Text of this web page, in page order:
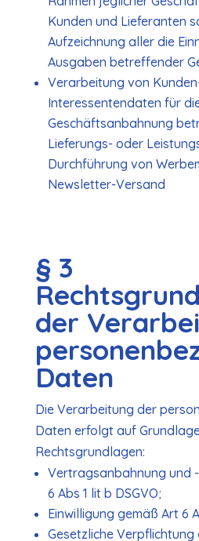
Kunden und Lieferanten
Aufzeichnung aller die
Ausgaben betreffender
Verarbeitung von
Interessentendaten für
Geschäftsanbahnung
Lieferungs- oder
Durchführung von
Newsletter-Versand
§ 3
der
Daten
Die Verarbeitung der
Daten erfolgt auf
Rechtsgrundlagen:
Vertragsanbahnung und
6 Abs 1 lit b DSGVO;
Einwilligung gemäß Art 6
Gesetzliche Verpflichtung